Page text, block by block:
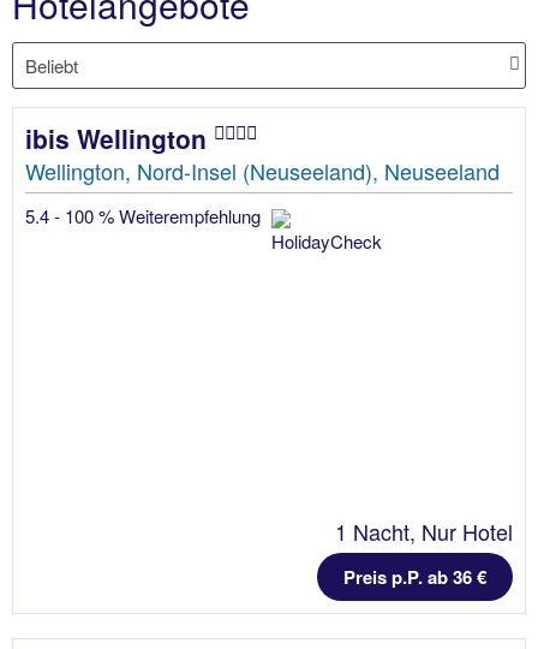
ibis Wellington
Wellington, Nord-Insel (Neuseeland), Neuseeland
5.4 - 100 % Weiterempfehlung
1 Nacht, Nur Hotel
Preis p.P. ab 36 €